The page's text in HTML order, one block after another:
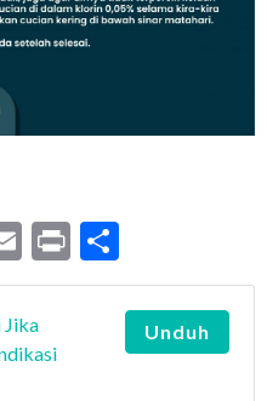
Email
Print
Jika
Unduh